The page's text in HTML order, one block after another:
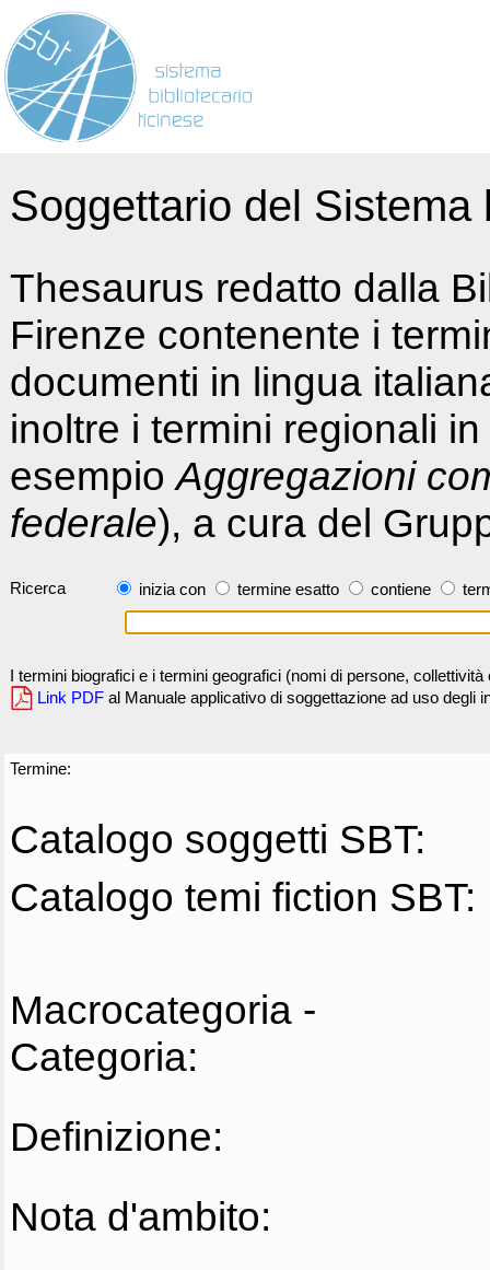
Soggettario del
Thesaurus redatto dalla
Firenze contenente i
documenti in lingua
inoltre i termini regionali
esempioAggregazioni
federale), a cura del
Ricerca inizia con termine esatto contiene
I termini biografici e i termini geografici (nomi di persone,
Link PDF al Manuale applicativo di soggettazione ad uso degli
Termine:
Catalogo soggetti SBT:
Catalogo temi fiction SBT:
Macrocategoria -
Categoria:
Definizione:
Nota d'ambito: